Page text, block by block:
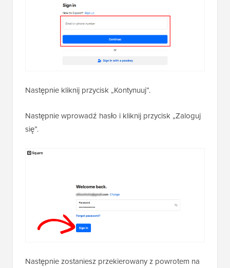
Następnie kliknij przycisk „Kontynuuj”.
Następnie wprowadź hasło i kliknij przycisk „Zaloguj
się”.
Następnie zostaniesz przekierowany z powrotem na